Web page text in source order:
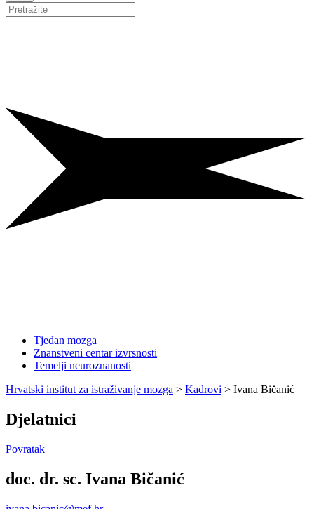
Tjedan mozga
Znanstveni centar izvrsnosti
Temelji neuroznanosti
Hrvatski institut za istraživanje mozga > Kadrovi > Ivana Bičanić
Djelatnici
Povratak
doc. dr. sc. Ivana Bičanić